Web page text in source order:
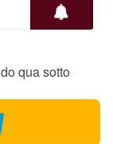
qua sotto